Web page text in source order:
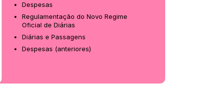
Despesas
Regulamentação do Novo Regime
Oficial de Diárias
Diárias e Passagens
Despesas (anteriores)